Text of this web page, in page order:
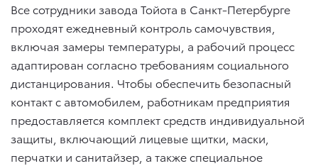
Все сотрудники завода Тойота в Санкт-Петербурге
проходят ежедневный контроль самочувствия,
включая замеры температуры, а рабочий процесс
адаптирован согласно требованиям социального
дистанцирования. Чтобы обеспечить безопасный
контакт с автомобилем, работникам предприятия
предоставляется комплект средств индивидуальной
защиты, включающий лицевые щитки, маски,
перчатки и санитайзер, а также специальное